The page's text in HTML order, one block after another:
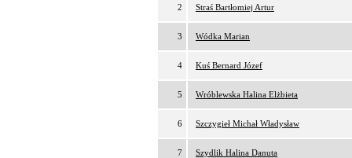
2 Straś Bartłomiej Artur
3 Wódka Marian
4 Kuś Bernard Józef
5 Wróblewska Halina Elżbieta
6 Szczygieł Michał Władysław
7 Szydlik Halina Danuta